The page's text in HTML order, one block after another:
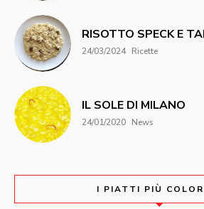
RISOTTO SPECK E
24/03/2024 Ricette
IL SOLE DI MILANO
24/01/2020 News
I PIATTI PIÙ